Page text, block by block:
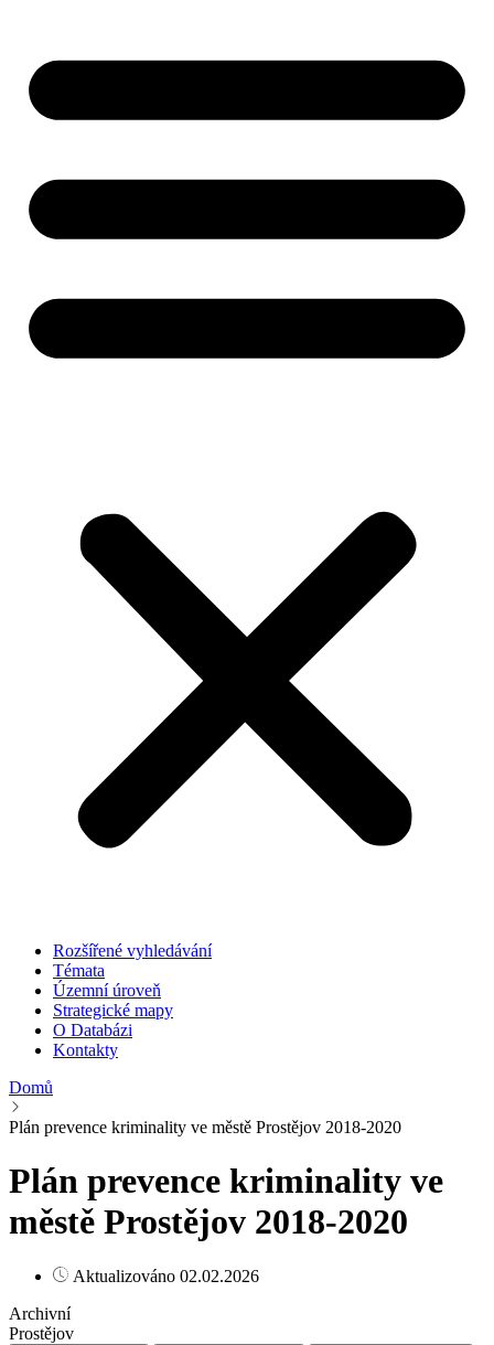
Rozšířené vyhledávání
Témata
Územní úroveň
Strategické mapy
O Databázi
Kontakty
Domů
Plán prevence kriminality ve městě Prostějov 2018-2020
Plán prevence kriminality ve
městě Prostějov 2018-2020
Aktualizováno 02.02.2026
Archivní
Prostějov